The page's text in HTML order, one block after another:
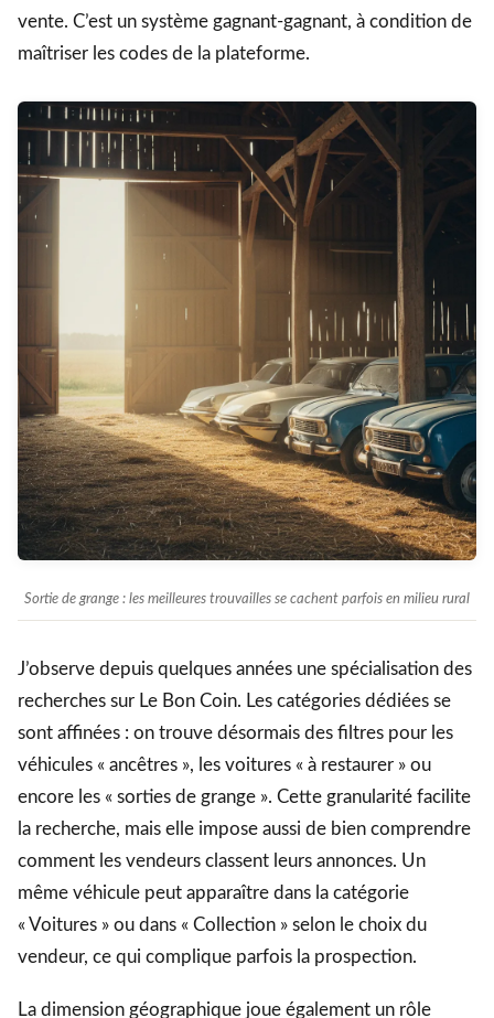
vente. C’est un système gagnant-gagnant, à condition de
maîtriser les codes de la plateforme.
Sortie de grange : les meilleures trouvailles se cachent parfois en milieu rural
J’observe depuis quelques années une spécialisation des
recherches sur Le Bon Coin. Les catégories dédiées se
sont affinées : on trouve désormais des filtres pour les
véhicules « ancêtres », les voitures « à restaurer » ou
encore les « sorties de grange ». Cette granularité facilite
la recherche, mais elle impose aussi de bien comprendre
comment les vendeurs classent leurs annonces. Un
même véhicule peut apparaître dans la catégorie
« Voitures » ou dans « Collection » selon le choix du
vendeur, ce qui complique parfois la prospection.
La dimension géographique joue également un rôle